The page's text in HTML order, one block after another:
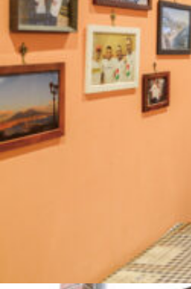
誠光社で選びました。
おすすめの本
紹介します。
おすすめのイベント